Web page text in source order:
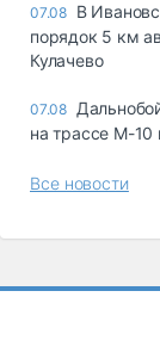
07.08 В
порядок 5 км
Кулачево
07.08
на трассе М-10
Все новости